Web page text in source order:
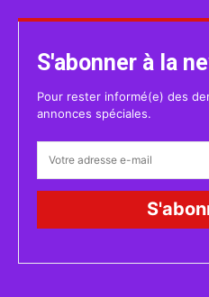
S'abonner à la
Pour rester informé(e) des
annonces spéciales.